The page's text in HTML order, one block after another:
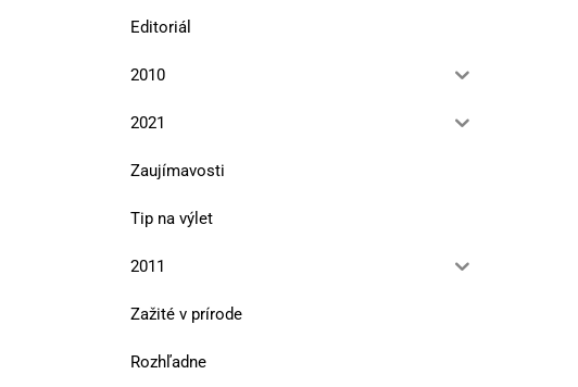
Editoriál
2010
2021
Zaujímavosti
Tip na výlet
2011
Zažité v prírode
Rozhľadne